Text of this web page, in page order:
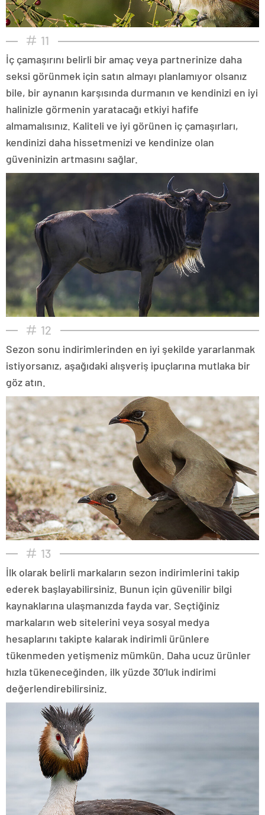
11
İç çamaşırını belirli bir amaç veya partnerinize daha
seksi görünmek için satın almayı planlamıyor olsanız
bile, bir aynanın karşısında durmanın ve kendinizi en iyi
halinizle görmenin yaratacağı etkiyi hafife
almamalısınız. Kaliteli ve iyi görünen iç çamaşırları,
kendinizi daha hissetmenizi ve kendinize olan
güveninizin artmasını sağlar.
12
Sezon sonu indirimlerinden en iyi şekilde yararlanmak
istiyorsanız, aşağıdaki alışveriş ipuçlarına mutlaka bir
göz atın.
13
İlk olarak belirli markaların sezon indirimlerini takip
ederek başlayabilirsiniz. Bunun için güvenilir bilgi
kaynaklarına ulaşmanızda fayda var. Seçtiğiniz
markaların web sitelerini veya sosyal medya
hesaplarını takipte kalarak indirimli ürünlere
tükenmeden yetişmeniz mümkün. Daha ucuz ürünler
hızla tükeneceğinden, ilk yüzde 30’luk indirimi
değerlendirebilirsiniz.